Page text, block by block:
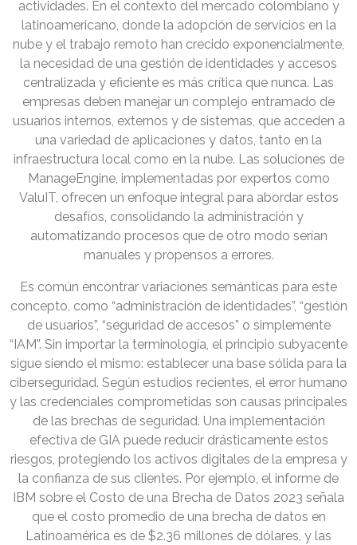
actividades. En el contexto del mercado colombiano y
latinoamericano, donde la adopción de servicios en la
nube y el trabajo remoto han crecido exponencialmente,
la necesidad de una gestión de identidades y accesos
centralizada y eficiente es más crítica que nunca. Las
empresas deben manejar un complejo entramado de
usuarios internos, externos y de sistemas, que acceden a
una variedad de aplicaciones y datos, tanto en la
infraestructura local como en la nube. Las soluciones de
ManageEngine, implementadas por expertos como
ValuIT, ofrecen un enfoque integral para abordar estos
desafíos, consolidando la administración y
automatizando procesos que de otro modo serían
manuales y propensos a errores.
Es común encontrar variaciones semánticas para este
concepto, como “administración de identidades”, “gestión
de usuarios”, “seguridad de accesos” o simplemente
“IAM”. Sin importar la terminología, el principio subyacente
sigue siendo el mismo: establecer una base sólida para la
ciberseguridad. Según estudios recientes, el error humano
y las credenciales comprometidas son causas principales
de las brechas de seguridad. Una implementación
efectiva de GIA puede reducir drásticamente estos
riesgos, protegiendo los activos digitales de la empresa y
la confianza de sus clientes. Por ejemplo, el informe de
IBM sobre el Costo de una Brecha de Datos 2023 señala
que el costo promedio de una brecha de datos en
Latinoamérica es de $2.36 millones de dólares, y las